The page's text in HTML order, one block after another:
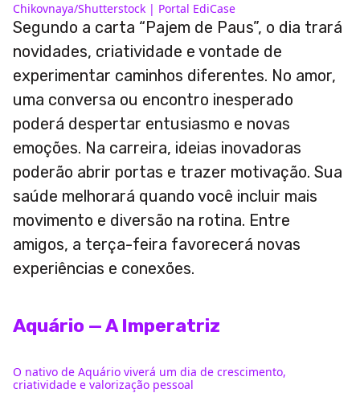
Chikovnaya/Shutterstock | Portal EdiCase
Segundo a carta “Pajem de Paus”, o dia trará
novidades, criatividade e vontade de
experimentar caminhos diferentes. No amor,
uma conversa ou encontro inesperado
poderá despertar entusiasmo e novas
emoções. Na carreira, ideias inovadoras
poderão abrir portas e trazer motivação. Sua
saúde melhorará quando você incluir mais
movimento e diversão na rotina. Entre
amigos, a terça-feira favorecerá novas
experiências e conexões.
Aquário — A Imperatriz
O nativo de Aquário viverá um dia de crescimento,
criatividade e valorização pessoal